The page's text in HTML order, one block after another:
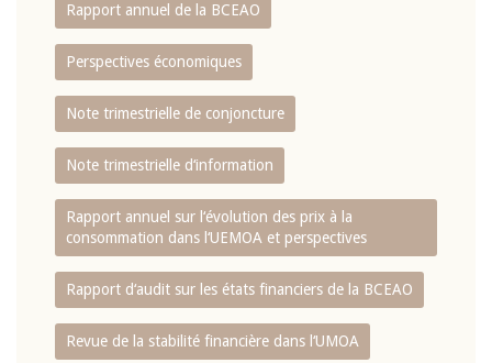
Rapport annuel de la BCEAO
Perspectives économiques
Note trimestrielle de conjoncture
Note trimestrielle d‘information
Rapport annuel sur l‘évolution des prix à la
consommation dans l‘UEMOA et perspectives
Rapport d‘audit sur les états financiers de la BCEAO
Revue de la stabilité financière dans l‘UMOA